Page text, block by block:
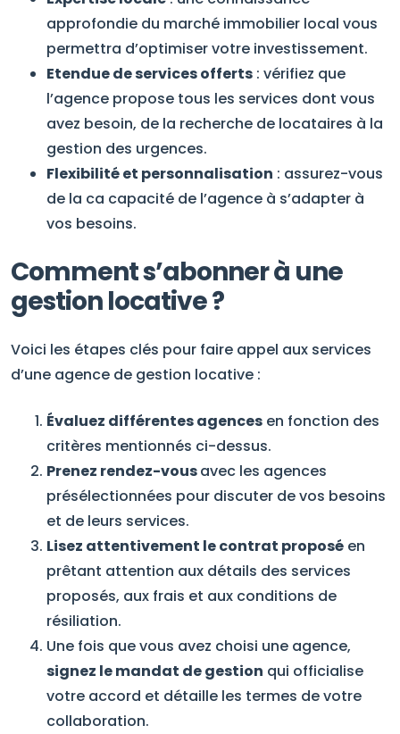
approfondie du marché immobilier local vous
permettra d’optimiser votre investissement.
Etendue de services offerts : vérifiez que
l’agence propose tous les services dont vous
avez besoin, de la recherche de locataires à la
gestion des urgences.
Flexibilité et personnalisation : assurez-vous
de la ca capacité de l’agence à s’adapter à
vos besoins.
Comment s’abonner à une
gestion locative ?
Voici les étapes clés pour faire appel aux services
d’une agence de gestion locative :
Évaluez différentes agences en fonction des
critères mentionnés ci-dessus.
Prenez rendez-vousavec les agences
présélectionnées pour discuter de vos besoins
et de leurs services.
Lisez attentivement le contrat proposé en
prêtant attention aux détails des services
proposés, aux frais et aux conditions de
résiliation.
Une fois que vous avez choisi une agence,
signez le mandat de gestion qui officialise
votre accord et détaille les termes de votre
collaboration.